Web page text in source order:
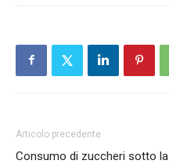
Articolo precedente
Consumo di zuccheri sotto la